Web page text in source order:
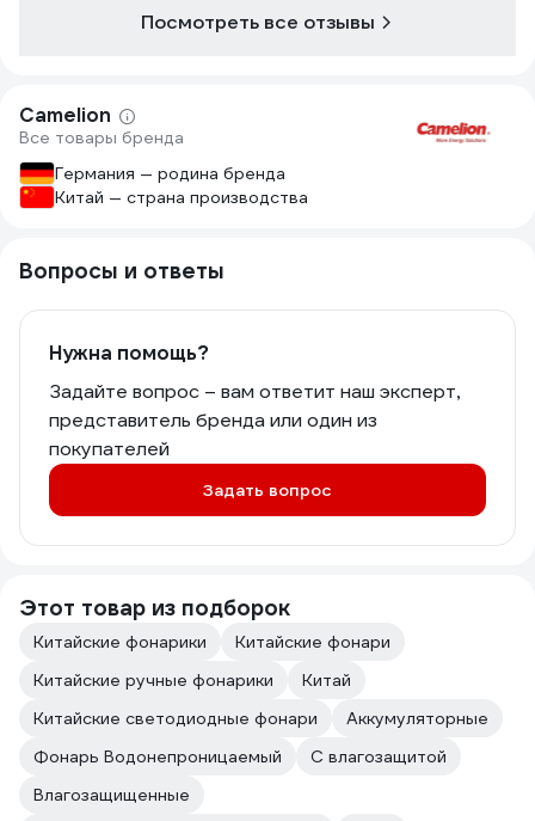
Посмотреть все отзывы
Camelion
Все товары бренда
Германия — родина бренда
Китай — страна производства
Вопросы и ответы
Нужна помощь?
Задайте вопрос – вам ответит наш эксперт,
представитель бренда или один из
покупателей
Задать вопрос
Этот товар из подборок
Китайские фонарики
Китайские фонари
Китайские ручные фонарики
Китай
Китайские светодиодные фонари
Аккумуляторные
Фонарь Водонепроницаемый
С влагозащитой
Влагозащищенные